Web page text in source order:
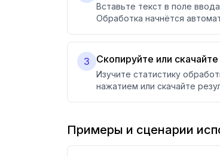
Вставьте текст в поле
Обработка начнётся
3 Скопируйте или скачайте
Изучите статистику
нажатием или скачайте
Примеры и сценарии